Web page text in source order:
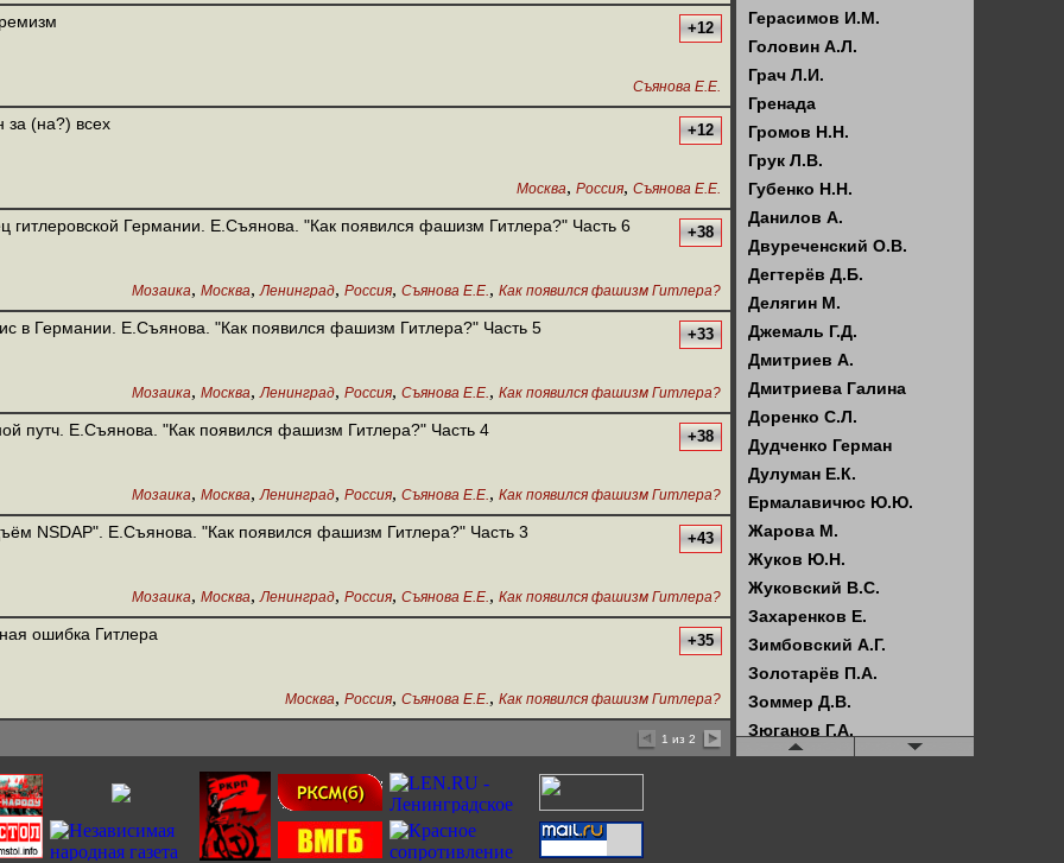
+12
Съянова Е.Е.
за (на?) всех +12
Москва, Россия, Съянова Е.Е.
гитлеровской Германии. Е.Съянова. "Как появился фашизм Гитлера?" Часть 6 +38
Мозаика, Москва, Ленинград, Россия, Съянова Е.Е., Как появился фашизм Гитлера?
в Германии. Е.Съянова. "Как появился фашизм Гитлера?" Часть 5 +33
Мозаика, Москва, Ленинград, Россия, Съянова Е.Е., Как появился фашизм Гитлера?
путч. Е.Съянова. "Как появился фашизм Гитлера?" Часть 4 +38
Мозаика, Москва, Ленинград, Россия, Съянова Е.Е., Как появился фашизм Гитлера?
NSDAP". Е.Съянова. "Как появился фашизм Гитлера?" Часть 3 +43
Мозаика, Москва, Ленинград, Россия, Съянова Е.Е., Как появился фашизм Гитлера?
ошибка Гитлера +35
Москва, Россия, Съянова Е.Е., Как появился фашизм Гитлера?
1 из 2
Герасимов И.М.
Головин А.Л.
Грач Л.И.
Гренада
Громов Н.Н.
Грук Л.В.
Губенко Н.Н.
Данилов А.
Двуреченский О.В.
Дегтерёв Д.Б.
Делягин М.
Джемаль Г.Д.
Дмитриев А.
Дмитриева Галина
Доренко С.Л.
Дудченко Герман
Дулуман Е.К.
Ермалавичюс Ю.Ю.
Жарова М.
Жуков Ю.Н.
Жуковский В.С.
Захаренков Е.
Зимбовский А.Г.
Золотарёв П.А.
Зоммер Д.В.
Зюганов Г.А.
Илюхин В.И.